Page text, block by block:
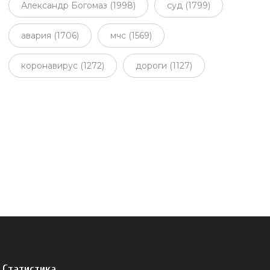
Александр Богомаз (1998) суд (1799)
авария (1706) мчс (1569)
коронавирус (1272) дороги (1127)